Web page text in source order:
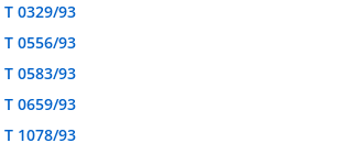
T 0329/93
T 0556/93
T 0583/93
T 0659/93
T 1078/93